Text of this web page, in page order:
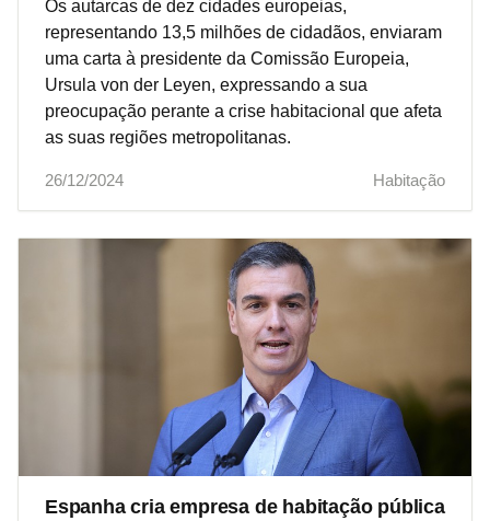
Os autarcas de dez cidades europeias,
representando 13,5 milhões de cidadãos, enviaram
uma carta à presidente da Comissão Europeia,
Ursula von der Leyen, expressando a sua
preocupação perante a crise habitacional que afeta
as suas regiões metropolitanas.
26/12/2024 Habitação
Espanha cria empresa de habitação pública